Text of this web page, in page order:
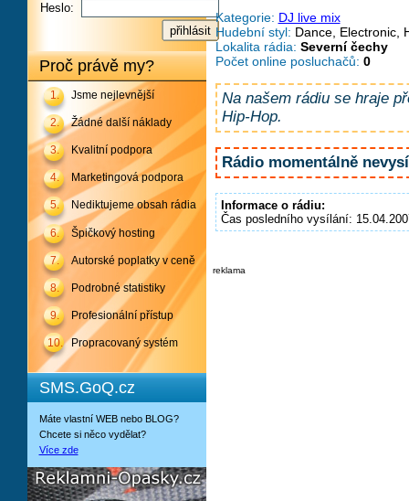
Heslo:
Proč právě my?
1. Jsme nejlevnější
2. Žádné další náklady
3. Kvalitní podpora
4. Marketingová podpora
5. Nediktujeme obsah rádia
6. Špičkový hosting
7. Autorské poplatky v ceně
8. Podrobné statistiky
9. Profesionální přístup
10. Propracovaný systém
SMS.GoQ.cz
Máte vlastní WEB nebo BLOG?
Chcete si něco vydělat?
Více zde
Kategorie: DJ live mix
Hudební styl: Dance, Electronic,
Lokalita rádia: Severní čechy
Počet online posluchačů: 0
Na našem rádiu se hraje
Hip-Hop.
Rádio momentálně
Informace o rádiu:
Čas posledního vysílání:
reklama